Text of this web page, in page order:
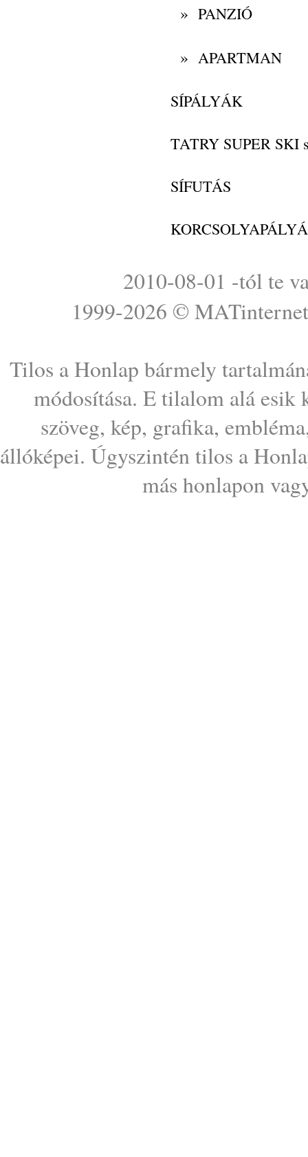
» PANZIÓ
» APARTMAN
SÍPÁLYÁK
TATRY SUPER SKI
SÍFUTÁS
2010-08-01 -tól te
1999-2026 © MATinternet
Tilos a Honlap bármely
módosítása. E tilalom alá esik
szöveg, kép, grafika,
állóképei. Úgyszintén tilos a
más honlapon